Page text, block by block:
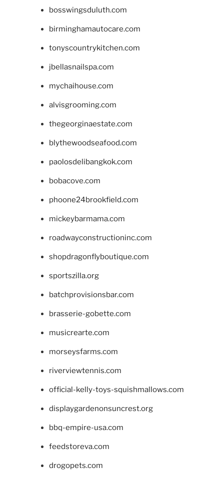
bosswingsduluth.com
birminghamautocare.com
tonyscountrykitchen.com
jbellasnailspa.com
mychaihouse.com
alvisgrooming.com
thegeorginaestate.com
blythewoodseafood.com
paolosdelibangkok.com
bobacove.com
phoone24brookfield.com
mickeybarmama.com
roadwayconstructioninc.com
shopdragonflyboutique.com
sportszilla.org
batchprovisionsbar.com
brasserie-gobette.com
musicrearte.com
morseysfarms.com
riverviewtennis.com
official-kelly-toys-squishmallows.com
displaygardenonsuncrest.org
bbq-empire-usa.com
feedstoreva.com
drogopets.com